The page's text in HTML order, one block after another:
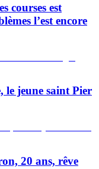
courses est
l’est encore
le jeune saint Pier
20 ans, rêve